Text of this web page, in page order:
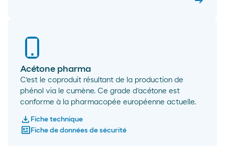
Acétone
Acétone pharma
C’est le coproduit résultant de la production de
phénol via le cumène. Ce grade d’acétone est
conforme à la pharmacopée européenne actuelle.
download Fiche technique
newsmode Fiche de données de sécurité